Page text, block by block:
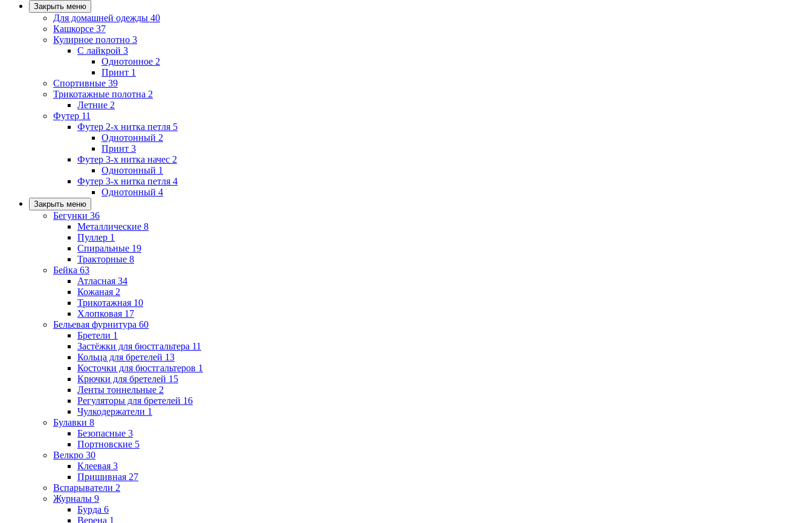
Закрыть меню
Для домашней одежды 40
Кашкорсе 37
Кулирное полотно 3
С лайкрой 3
Однотонное 2
Принт 1
Спортивные 39
Трикотажные полотна 2
Летние 2
Футер 11
Футер 2-х нитка петля 5
Однотонный 2
Принт 3
Футер 3-х нитка начес 2
Однотонный 1
Футер 3-х нитка петля 4
Однотонный 4
Закрыть меню
Бегунки 36
Металлические 8
Пуллер 1
Спиральные 19
Тракторные 8
Бейка 63
Атласная 34
Кожаная 2
Трикотажная 10
Хлопковая 17
Бельевая фурнитура 60
Бретели 1
Застёжки для бюстгальтера 11
Кольца для бретелей 13
Косточки для бюстгальтеров 1
Крючки для бретелей 15
Ленты тоннельные 2
Регуляторы для бретелей 16
Чулкодержатели 1
Булавки 8
Безопасные 3
Портновские 5
Велкро 30
Клеевая 3
Пришивная 27
Вспарыватели 2
Журналы 9
Бурда 6
Верена 1